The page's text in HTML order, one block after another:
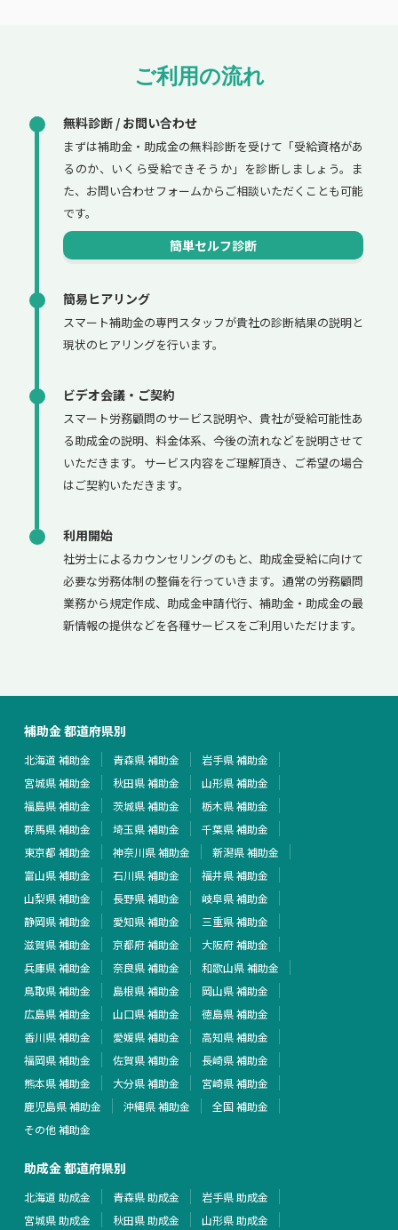
ご利用の流れ
無料診断 / お問い合わせ
まずは補助金・助成金の無料診断を受けて「受給資格があ
るのか、いくら受給できそうか」を診断しましょう。ま
た、お問い合わせフォームからご相談いただくことも可能
です。
簡単セルフ診断
簡易ヒアリング
スマート補助金の専門スタッフが貴社の診断結果の説明と
現状のヒアリングを行います。
ビデオ会議・ご契約
スマート労務顧問のサービス説明や、貴社が受給可能性あ
る助成金の説明、料金体系、今後の流れなどを説明させて
いただきます。サービス内容をご理解頂き、ご希望の場合
はご契約いただきます。
利用開始
社労士によるカウンセリングのもと、助成金受給に向けて
必要な労務体制の整備を行っていきます。通常の労務顧問
業務から規定作成、助成金申請代行、補助金・助成金の最
新情報の提供などを各種サービスをご利用いただけます。
補助金 都道府県別
北海道 補助金 青森県 補助金
岩手県 補助金
宮城県 補助金
秋田県 補助金
山形県 補助金
福島県 補助金
茨城県 補助金
栃木県 補助金
群馬県 補助金
埼玉県 補助金
千葉県 補助金
東京都 補助金
神奈川県 補助金
新潟県 補助金
富山県 補助金
石川県 補助金
福井県 補助金
山梨県 補助金
長野県 補助金
岐阜県 補助金
静岡県 補助金
愛知県 補助金
三重県 補助金
滋賀県 補助金
京都府 補助金
大阪府 補助金
兵庫県 補助金
奈良県 補助金
和歌山県 補助金
鳥取県 補助金
島根県 補助金
岡山県 補助金
広島県 補助金
山口県 補助金
徳島県 補助金
香川県 補助金
愛媛県 補助金
高知県 補助金
福岡県 補助金
佐賀県 補助金
長崎県 補助金
熊本県 補助金
大分県 補助金
宮崎県 補助金
鹿児島県 補助金
沖縄県 補助金
全国 補助金
その他 補助金
助成金 都道府県別
北海道 助成金 青森県 助成金
岩手県 助成金
宮城県 助成金
秋田県 助成金
山形県 助成金